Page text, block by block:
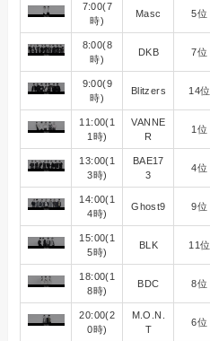
7:00(7
時)
Masc 5位
8:00(8
時)
DKB 7位
9:00(9
時)
Blitzers 14位
11:00(1
1時)
VANNE
R
1位
13:00(1
3時)
BAE17
3
4位
14:00(1
4時)
Ghost9 9位
15:00(1
5時)
BLK 11位
18:00(1
8時)
BDC 8位
20:00(2
0時)
M.O.N.
T
6位